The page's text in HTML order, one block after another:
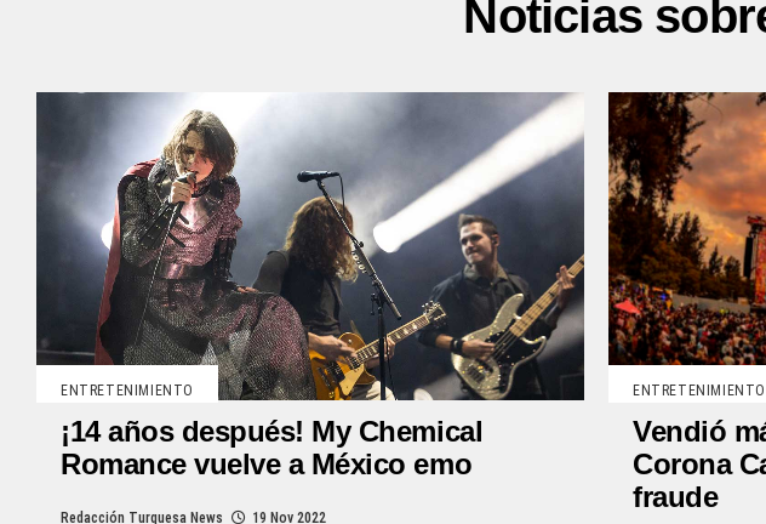
Noticias
ENTRETENIMIENTO
¡14 años después! My Chemical
Romance vuelve a México emo
Redacción Turquesa News 19 Nov 2022
ENTRETENIMIENTO
Vendió
Corona
fraude